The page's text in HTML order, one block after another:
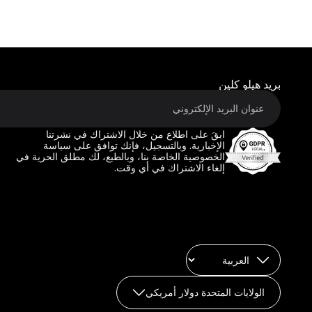
بريد هيلو كلين
ابقَ على اطلاع من خلال الاشتراك في نشرتنا
الإخبارية. وبالتسجيل، فإنك توافق على سياسة
الخصوصية الخاصة بنا، وبالطبع، لك مطلق الحرية في
إلغاء الاشتراك في أي وقت.
الولايات المتحدة دولار أمريكي